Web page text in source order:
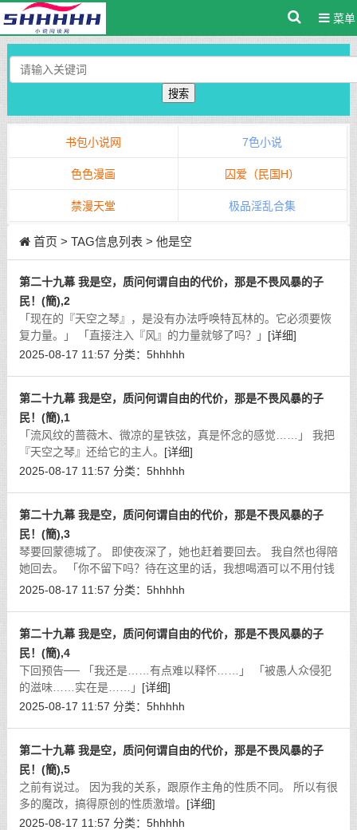
菜单
搜索
书包小说网 7色小说
色色漫画 囚爱（民国H）
禁漫天堂 极品淫乱合集
首页 > TAG信息列表 > 他是空
第二十九幕 我是空，质问何谓自由的代价，那是不畏风暴的子
民！(簡),2
「现在的『天空之琴』，是没有办法呼唤特瓦林的。它必须要恢
复力量。」 「直接注入『风』的力量就够了吗？」 [详细]
2025-08-17 11:57 分类： 5hhhhh
第二十九幕 我是空，质问何谓自由的代价，那是不畏风暴的子
民！(簡),1
「流风纹的蔷薇木、微凉的星铁弦，真是怀念的感觉……」 我把
『天空之琴』还给它的主人。 [详细]
2025-08-17 11:57 分类： 5hhhhh
第二十九幕 我是空，质问何谓自由的代价，那是不畏风暴的子
民！(簡),3
琴要回蒙德城了。 即使夜深了，她也赶着要回去。 我自然也得陪
她回去。 「你不留下吗？待在这里的话，我想喝酒可以不用付钱
哦！」[详细]
2025-08-17 11:57 分类： 5hhhhh
第二十九幕 我是空，质问何谓自由的代价，那是不畏风暴的子
民！(簡),4
下回预告── 「我还是……有点难以释怀……」 「被愚人众侵犯
的滋味……实在是……」 [详细]
2025-08-17 11:57 分类： 5hhhhh
第二十九幕 我是空，质问何谓自由的代价，那是不畏风暴的子
民！(簡),5
之前有说过。 因为我的关系，跟原作主角的性质不同。 所以有很
多的魔改，搞得原创的性质激增。 [详细]
2025-08-17 11:57 分类： 5hhhhh